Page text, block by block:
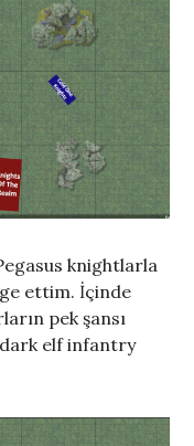
knightlarla
ettim. İçinde
pek şansı
elf infantry